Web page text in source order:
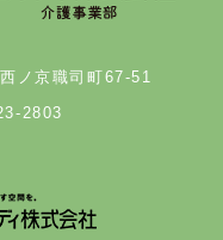
ノ京職司町67-51
2803